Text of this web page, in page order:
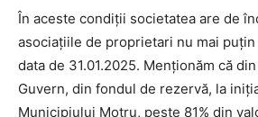
În aceste condiții societatea are de
asociațiile de proprietari nu mai puțin
data de 31.01.2025. Menționăm că
Guvern, din fondul de rezervă, la
Municipiului Motru, peste 81% din